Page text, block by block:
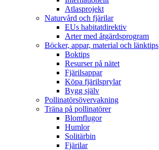
Atlasprojekt
Naturvård och fjärilar
EUs habitatdirektiv
Arter med åtgärdsprogram
Böcker, appar, material och länktips
Boktips
Resurser på nätet
Fjärilsappar
Köpa fjärilsprylar
Bygg själv
Pollinatörsövervakning
Träna på pollinatörer
Blomflugor
Humlor
Solitärbin
Fjärilar